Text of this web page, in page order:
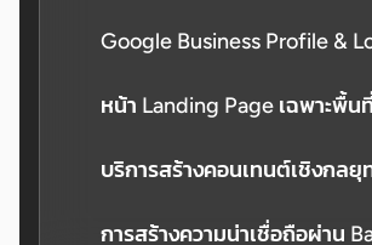
เข้าใจเนื้อหาและจัดอันดับได้แม่นยำ
Google Business Profile &
ดันอันดับธุรกิจบน Google Maps แ
Listings เพิ่มการโทร การติดต่อ แล
หน้า Landing Page เฉพาะพื้
พื้นที่ เช่น "คลินิกทันตกรรม ย่านทอ
บริการสร้างคอนเทนต์เชิงกล
บทความคุณภาพสูงที่ตอบโจทย์
การสร้างความน่าเชื่อถือผ่าน